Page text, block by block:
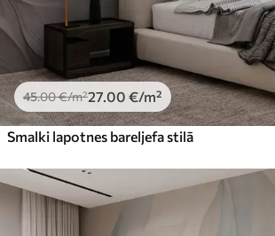
45.00€/m²27 .00 €/m²
Smalki lapotnes bareljefa stilā